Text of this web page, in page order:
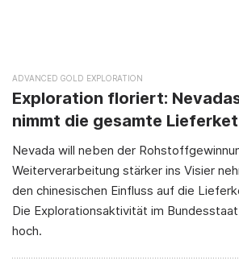
ADVANCED GOLD EXPLORATION
Exploration floriert:
nimmt die gesamte
Nevada will neben der
Weiterverarbeitung stärker ins Visier
den chinesischen Einfluss auf die
Die Explorationsaktivität im
hoch.